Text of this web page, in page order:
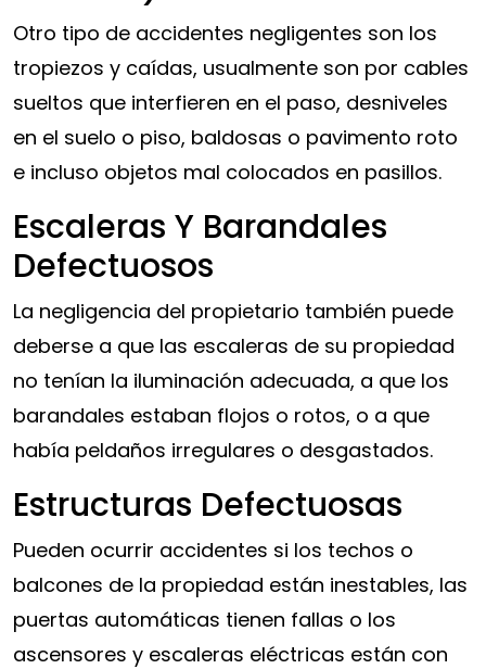
Otro tipo de accidentes negligentes son los
tropiezos y caídas, usualmente son por cables
sueltos que interfieren en el paso, desniveles
en el suelo o piso, baldosas o pavimento roto
e incluso objetos mal colocados en pasillos.
Escaleras Y Barandales
Defectuosos
La negligencia del propietario también puede
deberse a que las escaleras de su propiedad
no tenían la iluminación adecuada, a que los
barandales estaban flojos o rotos, o a que
había peldaños irregulares o desgastados.
Estructuras Defectuosas
Pueden ocurrir accidentes si los techos o
balcones de la propiedad están inestables, las
puertas automáticas tienen fallas o los
ascensores y escaleras eléctricas están con